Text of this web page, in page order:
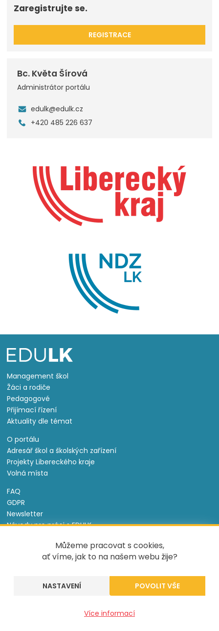
Můžeme pracovat s cookies,
ať víme, jak to na našem webu žije?
NASTAVENÍ
Více informací
Zaregistrujte se.
REGISTRACE
Bc. Květa Šírová
Administrátor portálu
edulk@edulk.cz
+420 485 226 637
Management škol
Žáci a rodiče
Pedagogové
Přijímací řízení
Aktuality dle témat
O portálu
Adresář škol a školských zařízení
Projekty Libereckého kraje
Volná místa
FAQ
GDPR
Newsletter
Návody pro práci s EDULK
Nastavení cookies
Informace o souborech cookie
Tento projekt je spolufinancován Evropským sociálním
fondem a státním rozpočtem České republiky.